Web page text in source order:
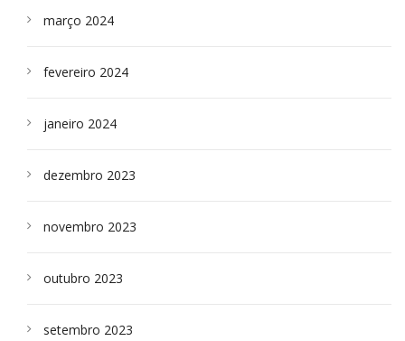
março 2024
fevereiro 2024
janeiro 2024
dezembro 2023
novembro 2023
outubro 2023
setembro 2023